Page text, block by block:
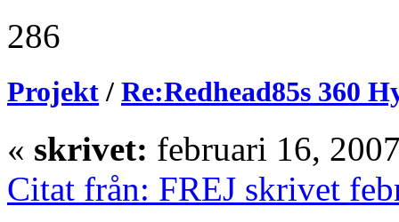
286
Projekt/ Re:Redhead85s 360
« skrivet: februari 16,
Citat från: FREJ skrivet